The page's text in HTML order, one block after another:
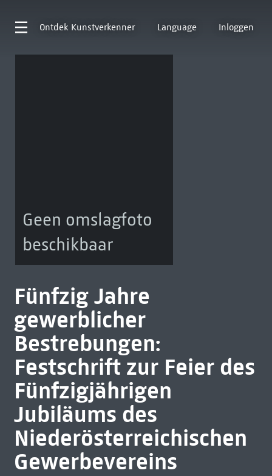
Ontdek Kunstverkenner Language Inloggen
Geen omslagfoto
beschikbaar
Fünfzig Jahre
gewerblicher
Bestrebungen:
Festschrift zur Feier des
Fünfzigjährigen
Jubiläums des
Niederösterreichischen
Gewerbevereins